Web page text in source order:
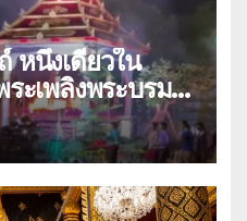
หนึ่งเดียวใน
ะเพลิงพระบรม
ธเจ้า”